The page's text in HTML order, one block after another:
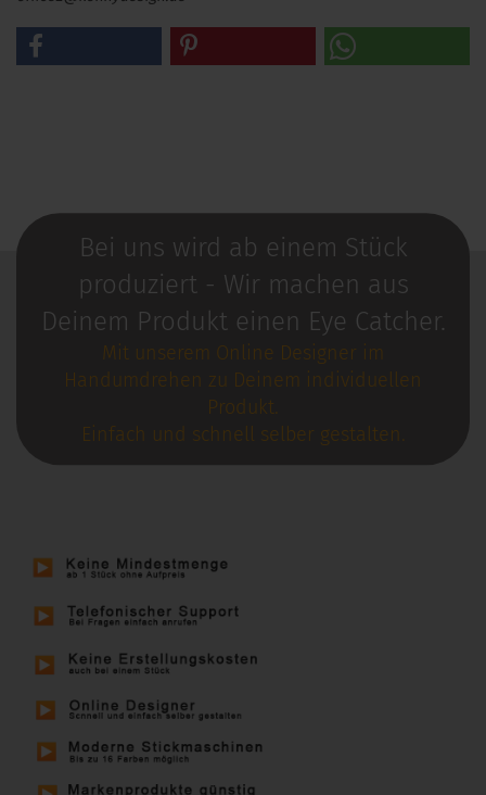
Bei uns wird ab einem Stück
produziert - Wir machen aus
Deinem Produkt einen Eye Catcher.
Mit unserem Online Designer im
Handumdrehen zu Deinem individuellen
Produkt.
Einfach und schnell selber gestalten.